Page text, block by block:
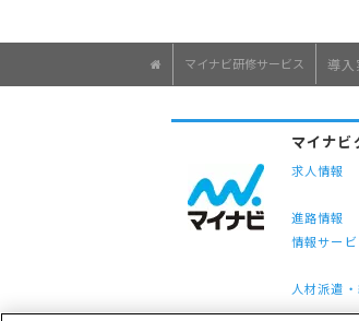
マイナビ研修サービス 導
マイナビ
求人情報
進路情報
情報サービ
人材派遣